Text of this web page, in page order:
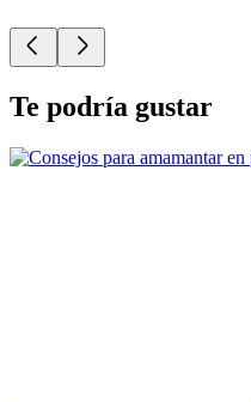
Te podría gustar